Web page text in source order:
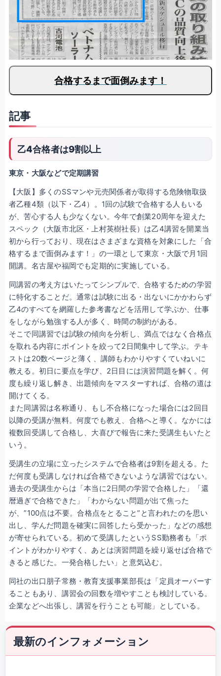
合格するまで面倒みます！
記事
乙4合格者は9割以上
東京・大阪などで定期講習
【大阪】多くのSSマンや元売関係者が取得する危険物取扱
者乙種4類（以下・乙4）。1回の試験で合格する人もいる
が、苦心する人も少なくない。今年で創業20周年を迎えた
スペック（大阪市北区・上村英樹社長）は乙4講習を開業当
初から行っており、現在はさまざまな資格を対象にした「合
格するまで面倒みます！」の一環として東京・大阪で月1回
開講。名古屋や福岡でも定期的に実施している。
同講習の考え方はいたってシンプルで、合格するための学習
に特化することだ。通常は試験に出る・出ないにかかわらず
乙4のすべてを網羅した参考書などを活用して学ぶか、仕事
をしながら勉強する人が多く、時間の制約がある。
そこで同講習では試験の傾向を分析し、満点ではなく合格点
を取れる内容にポイントを絞って2日間集中して学ぶ。テキ
ストは20数ページと薄く、講師もわかりやすくていねいに
教える。初日に要点を学び、2日目には演習問題を解く。何
度も繰り返し解き、出題傾向をマスターすれば、合格の道は
開けてくる。
また同講習は名称通り、もし不合格になった場合には2回目
以降の受講が無料。何度でも教え、合格へと導く。なかには
複数回受講して合格し、大喜びで報告に来た受講生もいたと
いう。
受講生の立場に立ったシステムで合格者は9割を超える。た
だ何度も受講しなければ合格できないような講習ではない。
過去の受講生からは「本当に2日間の学習で合格した」「還
暦過ぎで合格できた」「わからない問題が出て焦った
が、”100点は不要。合格点をとること”と言われたのを思い
出し、学んだ問題を確実に回答したら受かった」などの感想
が寄せられている。初めて受講したというSS勤務者も「ポ
イントがわかりやすく、あとは演習問題を繰り返せば合格で
きると感じた。一発合格したい」と意気込む。
同社の出口朋子常務・教育支援事業部長は「定員オーバーす
ることもあり、講習会の回数を増やすことも検討している。
企業などへ出張し、講習を行うことも可能」としている。
最新のインフォメーション